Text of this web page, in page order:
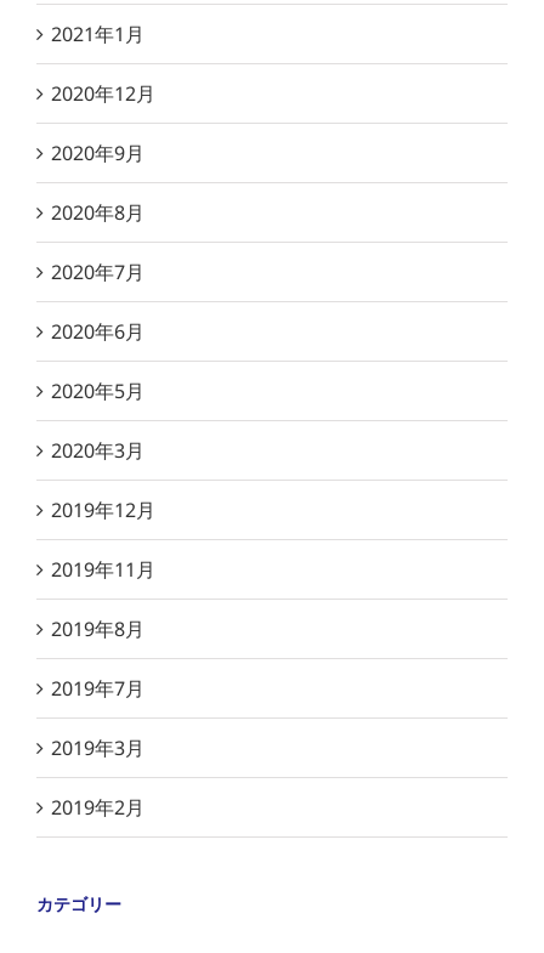
2021年1月
2020年12月
2020年9月
2020年8月
2020年7月
2020年6月
2020年5月
2020年3月
2019年12月
2019年11月
2019年8月
2019年7月
2019年3月
2019年2月
カテゴリー